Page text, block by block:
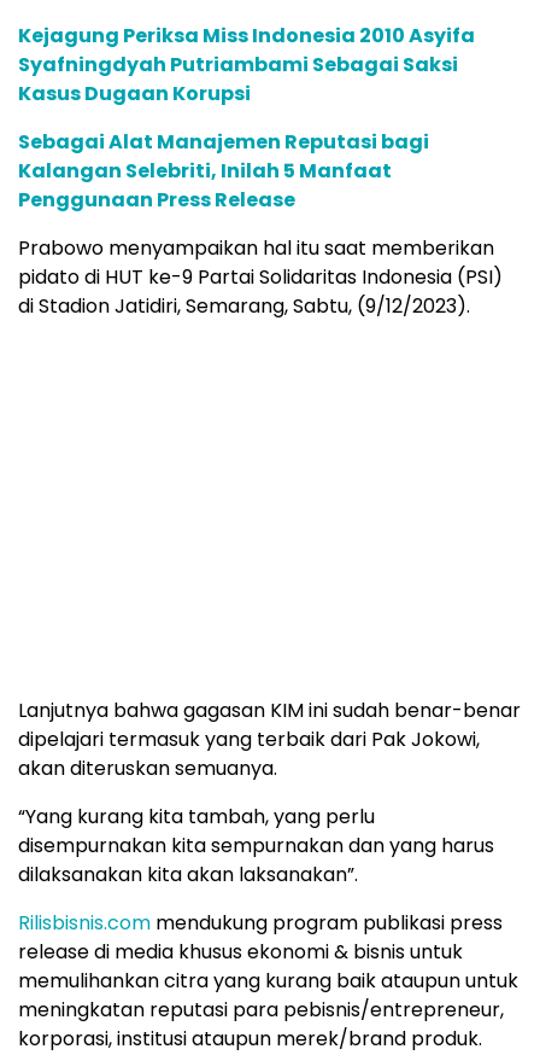
Kejagung Periksa Miss Indonesia 2010 Asyifa
Syafningdyah Putriambami Sebagai Saksi
Kasus Dugaan Korupsi
Sebagai Alat Manajemen Reputasi bagi
Kalangan Selebriti, Inilah 5 Manfaat
Penggunaan Press Release
Prabowo menyampaikan hal itu saat memberikan
pidato di HUT ke-9 Partai Solidaritas Indonesia (PSI)
di Stadion Jatidiri, Semarang, Sabtu, (9/12/2023).
Lanjutnya bahwa gagasan KIM ini sudah benar-benar
dipelajari termasuk yang terbaik dari Pak Jokowi,
akan diteruskan semuanya.
“Yang kurang kita tambah, yang perlu
disempurnakan kita sempurnakan dan yang harus
dilaksanakan kita akan laksanakan”.
Rilisbisnis.com mendukung program publikasi press
release di media khusus ekonomi & bisnis untuk
memulihankan citra yang kurang baik ataupun untuk
meningkatan reputasi para pebisnis/entrepreneur,
korporasi, institusi ataupun merek/brand produk.